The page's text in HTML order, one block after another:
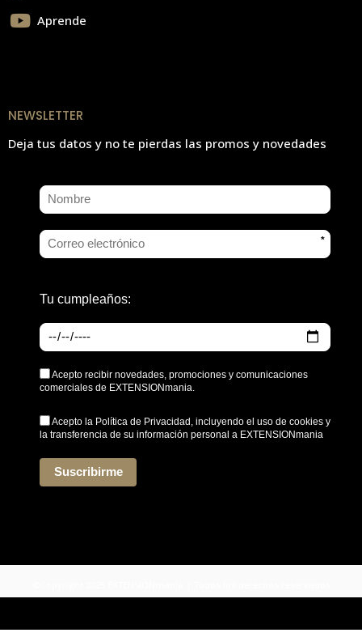
Aprende
NEWSLETTER
Deja tus datos y no te pierdas las promos y novedades
*
Tu cumpleaños:
Acepto recibir novedades, promociones y comunicaciones
comerciales de EXTENSIONmania.
Acepto la Política de Privacidad, incluyendo el uso de cookies y
la transferencia de su información personal a EXTENSIONmania
Suscribirme